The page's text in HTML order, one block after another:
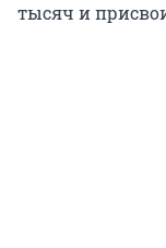
тысяч и